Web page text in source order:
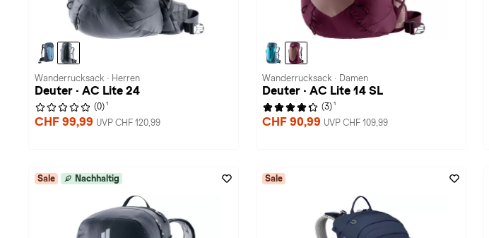
Wanderrucksack · Herren
Deuter · AC Lite 24
(0) 1
CHF 99,99 UVP CHF 120,99
Wanderrucksack · Damen
Deuter · AC Lite 14 SL
(3) 1
CHF 90,99 UVP CHF 109,99
Sale Nachhaltig Sale